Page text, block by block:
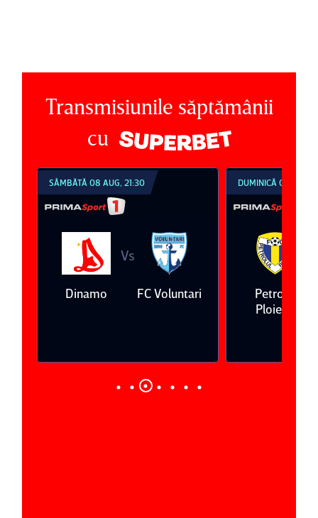
Transmisiunile săptămânii
cu
SÂMBĂTĂ 08 AUG, 21:30
Dinamo
Vs
FC Voluntari
DUMINICĂ 09 AUG,
Petrolul
Ploieşti